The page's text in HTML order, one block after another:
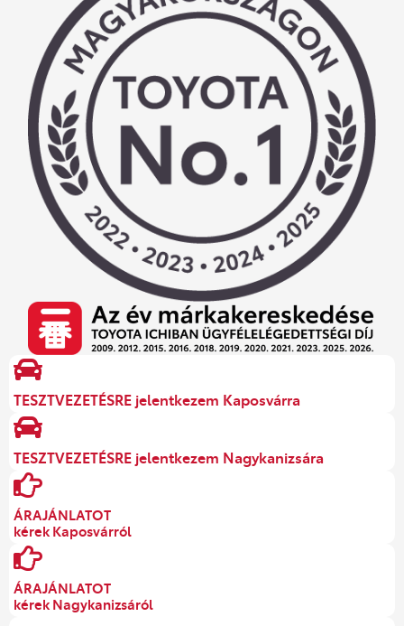
TESZTVEZETÉSRE jelentkezem Kaposvárra
TESZTVEZETÉSRE jelentkezem Nagykanizsára
ÁRAJÁNLATOT
kérek Kaposvárról
ÁRAJÁNLATOT
kérek Nagykanizsáról